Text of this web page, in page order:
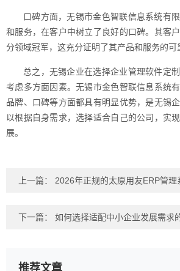
口碑方面，无锡市金色智联信息系统有
和服务，在客户中树立了良好的口碑。其客
分领域冠军，这充分证明了其产品和服务的可
总之，无锡企业在选择企业管理软件定
考虑多方面因素。无锡市金色智联信息系统
品牌、口碑等方面都具有明显优势，是无锡
以根据自身需求，选择适合自己的公司，实
展。
上一篇： 2026年正规的太原用友ERP管
下一篇： 如何选择适配中小企业发展需求
推荐文章